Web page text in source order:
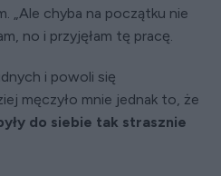
„Ale chyba na początku nie
no i przyjęłam tę pracę.
i powoli się
męczyło mnie jednak to, że
do siebie tak strasznie